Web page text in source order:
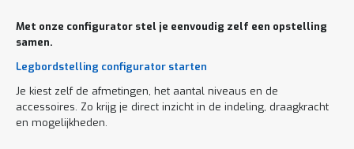
Met onze configurator stel je eenvoudig zelf een opstelling
samen.
Legbordstelling configurator starten
Je kiest zelf de afmetingen, het aantal niveaus en de
accessoires. Zo krijg je direct inzicht in de indeling, draagkracht
en mogelijkheden.